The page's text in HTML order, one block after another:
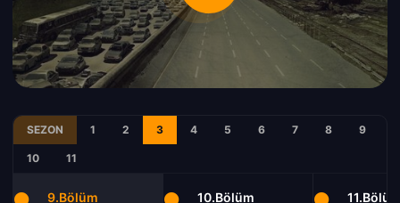
SEZON 1 2 3 4 5 6 7 8 9
10 11
9.Bölüm 10.Bölüm